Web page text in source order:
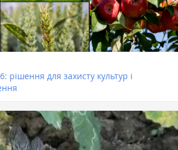
рішення для захисту культур і